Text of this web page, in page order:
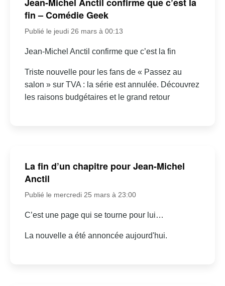
fin – Comédie Geek
Publié le jeudi 26 mars à 00:13
Jean-Michel Anctil confirme que c’est la fin
Triste nouvelle pour les fans de « Passez au
salon » sur TVA : la série est annulée. Découvrez
les raisons budgétaires et le grand retour
La fin d’un chapitre pour Jean-Michel
Anctil
Publié le mercredi 25 mars à 23:00
C’est une page qui se tourne pour lui…
La nouvelle a été annoncée aujourd'hui.